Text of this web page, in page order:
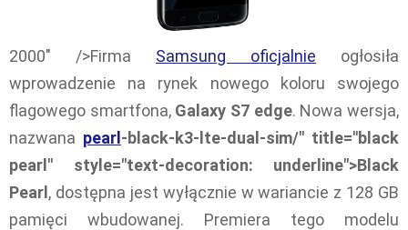
2000" />Firma Samsung oficjalnie ogłosiła
wprowadzenie na rynek nowego koloru swojego
flagowego smartfona, Galaxy S7 edge. Nowa wersja,
nazwana pearl-black-k3-lte-dual-sim/" title="black
pearl" style="text-decoration: underline">Black
Pearl, dostępna jest wyłącznie w wariancie z 128 GB
pamięci wbudowanej. Premiera tego modelu